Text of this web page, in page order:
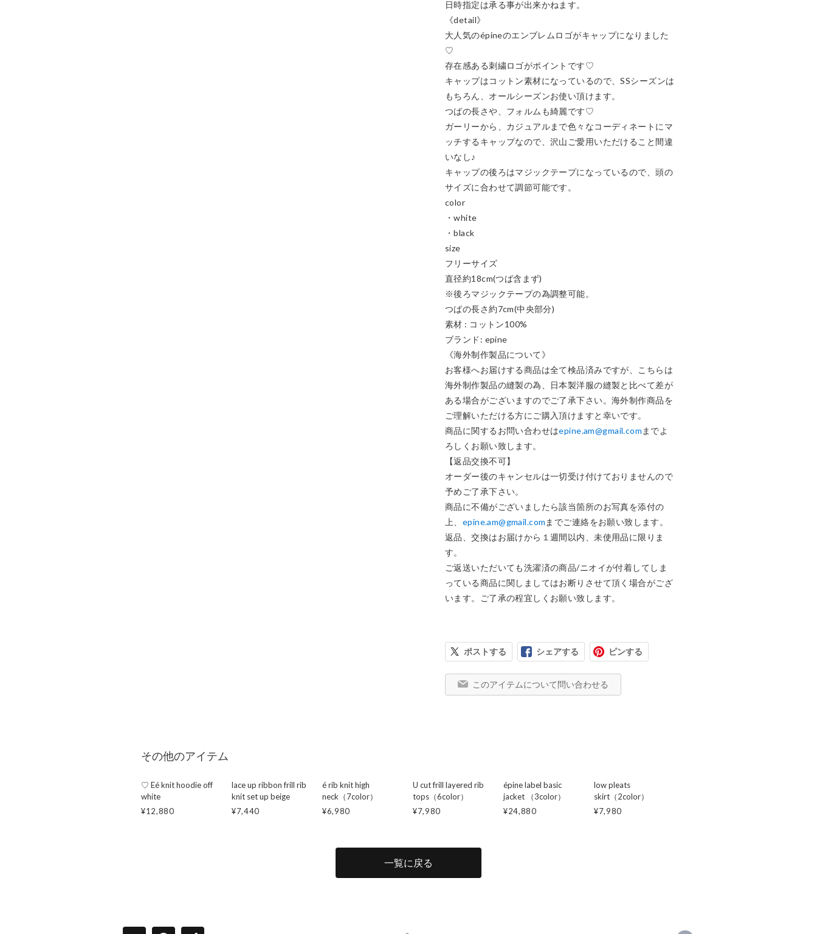
日時指定は承る事が出来かねます。
《detail》
大人気のépineのエンブレムロゴがキャップになりました
♡
存在感ある刺繍ロゴがポイントです♡
キャップはコットン素材になっているので、SSシーズンは
もちろん、オールシーズンお使い頂けます。
つばの長さや、フォルムも綺麗です♡
ガーリーから、カジュアルまで色々なコーディネートにマ
ッチするキャップなので、沢山ご愛用いただけること間違
いなし♪
キャップの後ろはマジックテープになっているので、頭の
サイズに合わせて調節可能です。
color
・white
・black
size
フリーサイズ
直径約18cm(つば含まず)
※後ろマジックテープの為調整可能。
つばの長さ約7cm(中央部分)
素材 : コットン100%
ブランド: epine
《海外制作製品について》
お客様へお届けする商品は全て検品済みですが、こちらは
海外制作製品の縫製の為、日本製洋服の縫製と比べて差が
ある場合がございますのでご了承下さい。海外制作商品を
ご理解いただける方にご購入頂けますと幸いです。
商品に関するお問い合わせはepine.am@gmail.com までよ
ろしくお願い致します。
【返品交換不可】
オーダー後のキャンセルは一切受け付けておりませんので
予めご了承下さい。
商品に不備がございましたら該当箇所のお写真を添付の
上、 epine.am@gmail.com までご連絡をお願い致します。
返品、交換はお届けから１週間以内、未使用品に限りま
す。
ご返送いただいても洗濯済の商品/ニオイが付着してしま
っている商品に関しましてはお断りさせて頂く場合がござ
います。ご了承の程宜しくお願い致します。
ポストする シェアする ピンする
このアイテムについて問い合わせる
その他のアイテム
♡ Eé knit hoodie off
white
¥12,880
lace up ribbon frill rib
knit set up beige
¥7,440
é rib knit high
neck（7color）
¥6,980
U cut frill layered rib
tops（6color）
¥7,980
épine label basic
jacket （3color）
¥24,880
low pleats
skirt（2color）
¥7,980
一覧に戻る